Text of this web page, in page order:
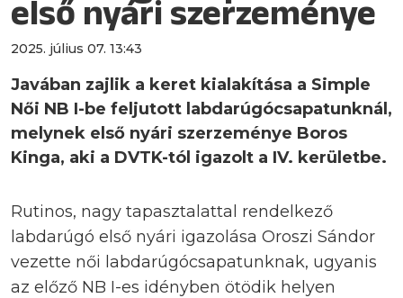
első nyári szerzeménye
2025. július 07. 13:43
Javában zajlik a keret kialakítása a Simple
Női NB I-be feljutott labdarúgócsapatunknál,
melynek első nyári szerzeménye Boros
Kinga, aki a DVTK-tól igazolt a IV. kerületbe.
Rutinos, nagy tapasztalattal rendelkező
labdarúgó első nyári igazolása Oroszi Sándor
vezette női labdarúgócsapatunknak, ugyanis
az előző NB I-es idényben ötödik helyen